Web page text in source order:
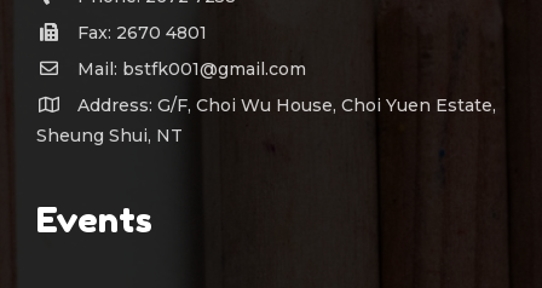
Fax: 2670 4801
Mail: bstfk001@gmail.com
Address: G/F, Choi Wu House, Choi Yuen Estate,
Sheung Shui, NT
Events